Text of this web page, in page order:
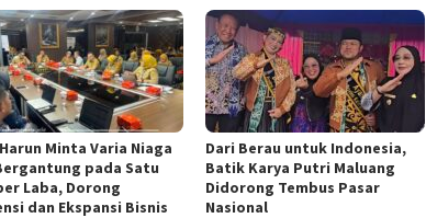
Minta Varia Niaga
pada Satu
Laba, Dorong
dan Ekspansi Bisnis
Dari Berau untuk Indonesia,
Batik Karya Putri Maluang
Didorong Tembus Pasar
Nasional